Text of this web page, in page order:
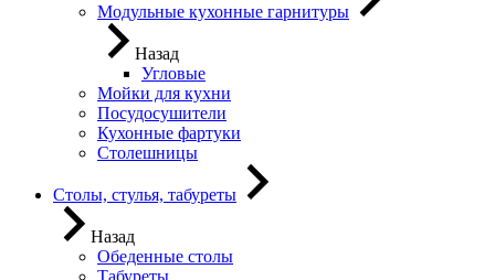
Модульные кухонные гарнитуры
Назад
Угловые
Мойки для кухни
Посудосушители
Кухонные фартуки
Столешницы
Столы, стулья, табуреты
Назад
Обеденные столы
Табуреты